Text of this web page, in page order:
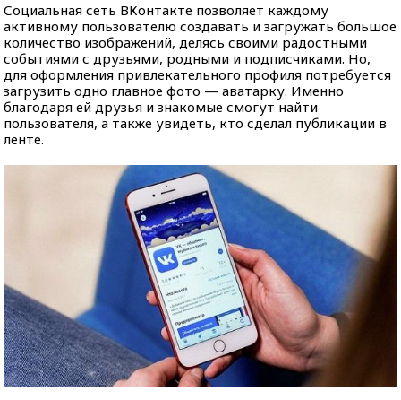
Социальная сеть ВКонтакте позволяет каждому
активному пользователю создавать и загружать большое
количество изображений, делясь своими радостными
событиями с друзьями, родными и подписчиками. Но,
для оформления привлекательного профиля потребуется
загрузить одно главное фото — аватарку. Именно
благодаря ей друзья и знакомые смогут найти
пользователя, а также увидеть, кто сделал публикации в
ленте.